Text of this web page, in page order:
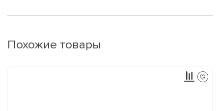
Похожие товары